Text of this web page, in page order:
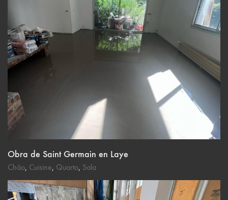
Obra de Saint Germain en Laye
Chão, Cuisine, Quarto, Sala